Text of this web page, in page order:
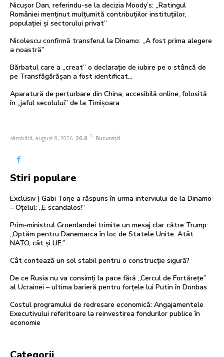
Nicușor Dan, referindu-se la decizia Moody’s: „Ratingul
României menținut mulțumită contribuțiilor instituțiilor,
populației și sectorului privat”
Nicolescu confirmă transferul la Dinamo: „A fost prima alegere
a noastră”
Bărbatul care a „creat” o declarație de iubire pe o stâncă de
pe Transfăgărășan a fost identificat…
Aparatură de perturbare din China, accesibilă online, folosită
în „jaful secolului” de la Timișoara
sâmbătă, august 8, 2026 26.8 C București
Stiri populare
Exclusiv | Gabi Torje a răspuns în urma interviului de la Dinamo
– Oțelul: „E scandalos!”
Prim-ministrul Groenlandei trimite un mesaj clar către Trump:
„Optăm pentru Danemarca în loc de Statele Unite. Atât
NATO, cât și UE.”
Cât contează un sol stabil pentru o construcție sigură?
De ce Rusia nu va consimți la pace fără „Cercul de Fortărețe”
al Ucrainei – ultima barieră pentru forțele lui Putin în Donbas
Costul programului de redresare economică: Angajamentele
Executivului referitoare la reinvestirea fondurilor publice în
economie